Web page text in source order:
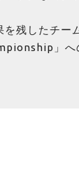
を残したチ
」へ